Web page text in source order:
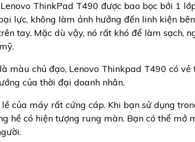
ThinkPad T490 được bao bọc bởi 1
lực, không làm ảnh hưởng đến linh kiện
tay. Mặc dù vậy, nó rất khó để làm sạch,
màu chủ đạo, Lenovo Thinkpad T490 có
của thời đại doanh nhân.
của máy rất cứng cáp. Khi bạn sử dụng
hề có hiện tượng rung màn. Bạn có thể